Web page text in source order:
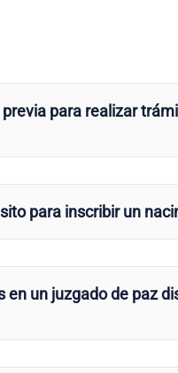
para realizar
para inscribir un
en un juzgado de paz